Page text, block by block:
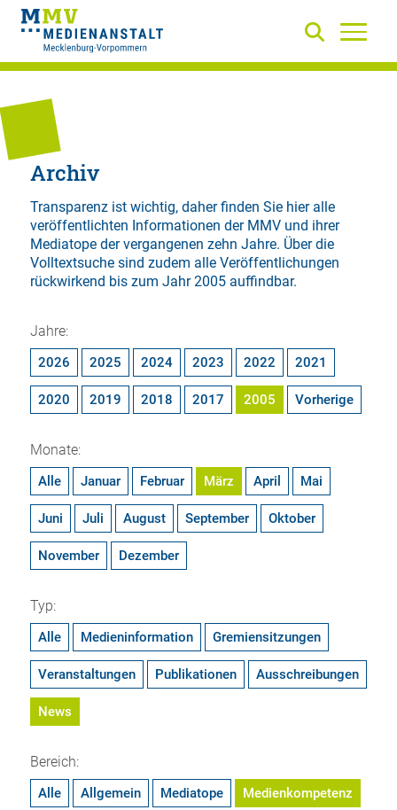
Archiv
Transparenz ist wichtig, daher finden Sie hier alle
veröffentlichten Informationen der MMV und ihrer
Mediatope der vergangenen zehn Jahre. Über die
Volltextsuchesind zudem alle Veröffentlichungen
rückwirkend bis zum Jahr 2005 auffindbar.
Jahre:
2026 2025 2024 2023 2022 2021
2020 2019 2018 2017 2005 Vorherige
Monate:
Alle Januar Februar März April Mai
Juni Juli August September Oktober
November Dezember
Typ:
Alle Medieninformation Gremiensitzungen
Veranstaltungen Publikationen Ausschreibungen
News
Bereich:
Alle Allgemein Mediatope Medienkompetenz